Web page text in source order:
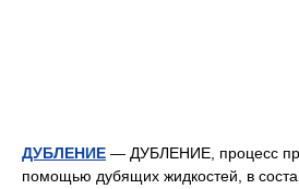
ДУБЛЕНИЕ — ДУБЛЕНИЕ, процесс
помощью дубящих жидкостей, в